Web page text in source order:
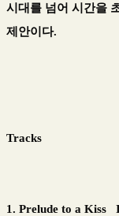
시대를 넘어 시간을
제안이다.
Tracks
1. Prelude to a Kiss